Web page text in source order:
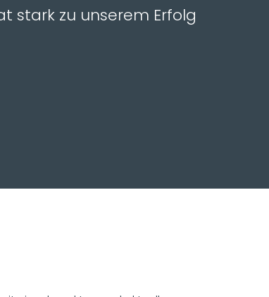
stark zu unserem Erfolg